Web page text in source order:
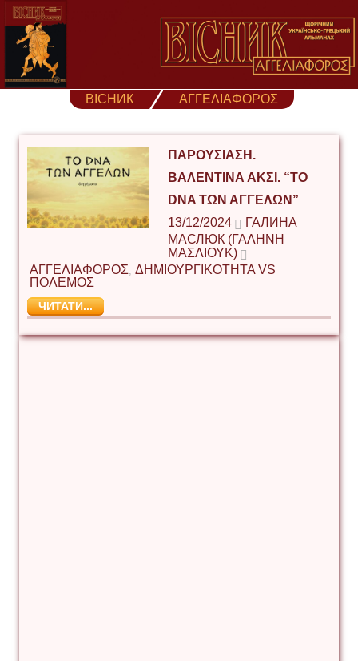
Skip
content
ВІСНИК ΑΓΓΕΛΙΑΦΟΡΟΣ
ΠΑΡΟΥΣΊΑΣΗ.
ΒΑΛΕΝΤΊΝΑ ΆΚΣΙ. “ΤΟ
DNA ΤΩΝ ΑΓΓΈΛΩΝ”
13/12/2024
ГАЛИНА
МАСЛЮК (ΓΑΛΉΝΗ
ΜΑΣΛΙΟΎΚ)
ΑΓΓΕΛΙΑΦΟΡΟΣ ΔΗΜΙΟΥΡΓΙΚΟΤΗΤΑ VS
ΠΟΛΕΜΟΣ
ЧИТАТИ...